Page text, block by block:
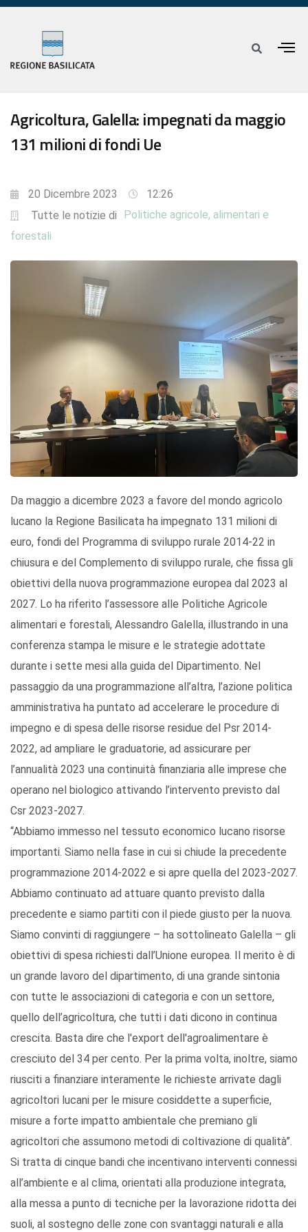
Agricoltura, Galella: impegnati da maggio
131 milioni di fondi Ue
20 Dicembre 2023
12:26
Tutte le notizie di
Politiche agricole, alimentari e
forestali
Da maggio a dicembre 2023 a favore del mondo agricolo
lucano la Regione Basilicata ha impegnato 131 milioni di
euro, fondi del Programma di sviluppo rurale 2014-22 in
chiusura e del Complemento di sviluppo rurale, che fissa gli
obiettivi della nuova programmazione europea dal 2023 al
2027. Lo ha riferito l’assessore alle Politiche Agricole
alimentari e forestali, Alessandro Galella, illustrando in una
conferenza stampa le misure e le strategie adottate
durante i sette mesi alla guida del Dipartimento. Nel
passaggio da una programmazione all’altra, l’azione politica
amministrativa ha puntato ad accelerare le procedure di
impegno e di spesa delle risorse residue del Psr 2014-
2022, ad ampliare le graduatorie, ad assicurare per
l’annualità 2023 una continuità finanziaria alle imprese che
operano nel biologico attivando l’intervento previsto dal
Csr 2023-2027.
“Abbiamo immesso nel tessuto economico lucano risorse
importanti. Siamo nella fase in cui si chiude la precedente
programmazione 2014-2022 e si apre quella del 2023-2027.
Abbiamo continuato ad attuare quanto previsto dalla
precedente e siamo partiti con il piede giusto per la nuova.
Siamo convinti di raggiungere – ha sottolineato Galella – gli
obiettivi di spesa richiesti dall’Unione europea. Il merito è di
un grande lavoro del dipartimento, di una grande sintonia
con tutte le associazioni di categoria e con un settore,
quello dell’agricoltura, che tutti i dati dicono in continua
crescita. Basta dire che l'export dell'agroalimentare è
cresciuto del 34 per cento. Per la prima volta, inoltre, siamo
riusciti a finanziare interamente le richieste arrivate dagli
agricoltori lucani per le misure cosiddette a superficie,
misure a forte impatto ambientale che premiano gli
agricoltori che assumono metodi di coltivazione di qualità”.
Si tratta di cinque bandi che incentivano interventi connessi
all’ambiente e al clima, orientati alla produzione integrata,
alla messa a punto di tecniche per la lavorazione ridotta dei
suoli, al sostegno delle zone con svantaggi naturali e alla